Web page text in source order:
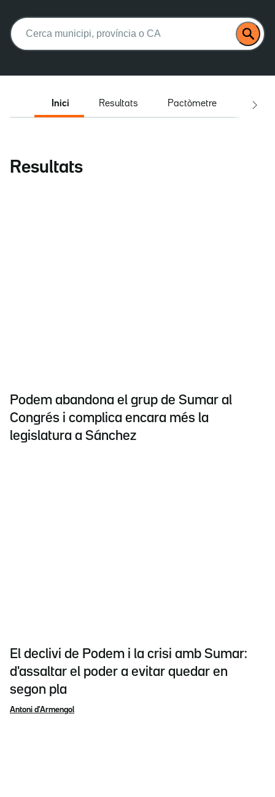
Buscar:
Inici Resultats Pactòmetre
Resultats
Podem abandona el grup de Sumar al
Congrés i complica encara més la
legislatura a Sánchez
El declivi de Podem i la crisi amb Sumar:
d'assaltar el poder a evitar quedar en
segon pla
Antoni d'Armengol